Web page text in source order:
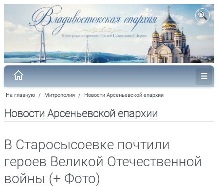
На главную / Митрополия / Новости Арсеньевской епархии
Новости Арсеньевской епархии
В Старосысоевке почтили
героев Великой Отечественной
войны (+ Фото)